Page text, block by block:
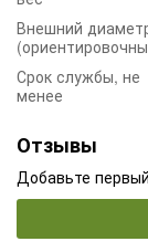
Внешний
Срок службы, не
менее
Отзывы
Добавьте